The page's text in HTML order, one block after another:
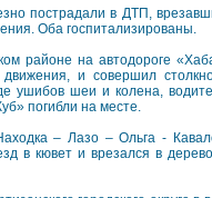
пострадали в ДТП,
Оба госпитализированы.
районе на автодороге
и совершил
ушибов шеи и колена,
погибли на месте.
– Лазо – Ольга -
в кювет и врезался в